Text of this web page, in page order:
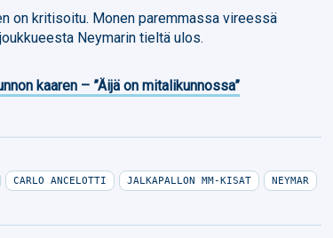
on kritisoitu. Monen paremmassa vireessä
Neymarin tieltä ulos.
kaaren – ”Äijä on mitalikunnossa”
CARLO ANCELOTTI JALKAPALLON MM-KISAT NEYMAR